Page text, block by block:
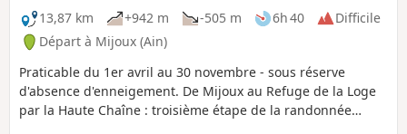
parcours traverse la Réserve Naturelle
Nationale de la Haute Chaîne du Jura,
soumise à une réglementation
spécifique.Chiens interdits, même tenus
en laisse ainsi que le bivouac.Merci de
respecter ces règles pour préserver la
13,87 km
+942 m -505 m 6h 40
Difficile
Départ à Mijoux (Ain)
Praticable du 1er avril au 30 novembre - sous réserve
d'absence d'enneigement. De Mijoux au Refuge de la Loge
par la Haute Chaîne : troisième étape de la randonnée